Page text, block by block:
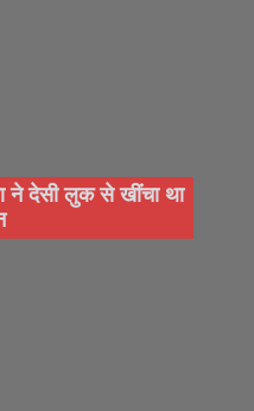
ने देसी लुक से खींचा था